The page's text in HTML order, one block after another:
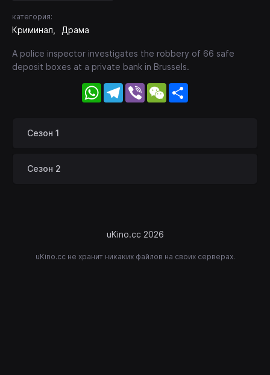
категория:
Криминал Драма
A police inspector investigates the robbery of 66 safe
deposit boxes at a private bank in Brussels.
WhatsApp
Telegram
Viber WeChat
Сезон 1
Сезон 2
uKino.cc 2026
uKino.cc не хранит никаких файлов на своих серверах.